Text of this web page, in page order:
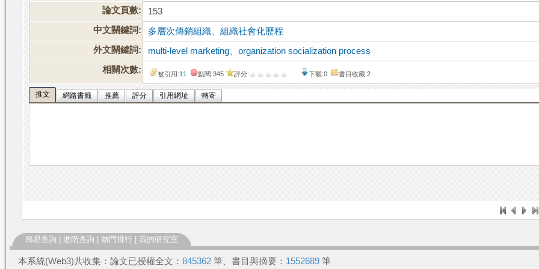
論文頁數:
153
中文關鍵詞:
多層次傳銷組織 、組織社會化歷程
外文關鍵詞:
multi-level marketing 、organization socialization process
相關次數:
被引用:11 點閱:345 評分: 下載:0 書目收藏:2
推文 網路書籤 推薦 評分 引用網址 轉寄
簡易查詢 進階查詢 熱門排行 我的研究室
本系統(Web3)共收集：論文已授權全文： 845362 筆、書目與摘要： 1552689 筆